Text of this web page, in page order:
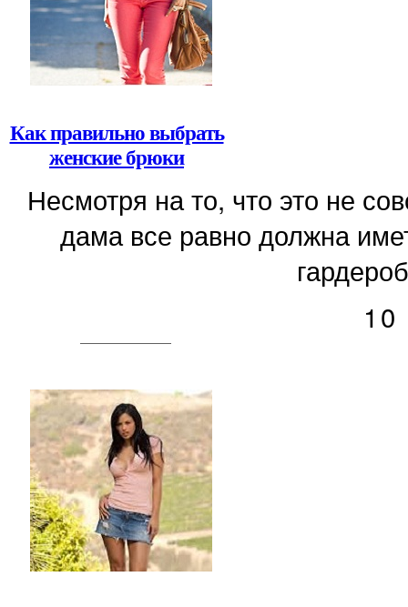
Как правильно выбрать
женские брюки
Несмотря на то, что это не
дама все равно должна